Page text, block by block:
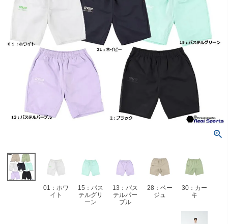
01：ホワ
イト
15：パス
テルグリ
ーン
13：パス
テルパー
プル
28：ベー
ジュ
30：カー
キ